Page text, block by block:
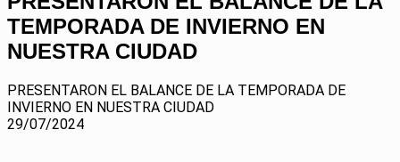
TEMPORADA DE INVIERNO EN
NUESTRA CIUDAD
PRESENTARON EL BALANCE DE LA TEMPORADA DE
INVIERNO EN NUESTRA CIUDAD
29/07/2024